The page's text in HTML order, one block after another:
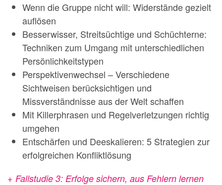
Wenn die Gruppe nicht will: Widerstände gezielt
auflösen
Besserwisser, Streitsüchtige und Schüchterne:
Techniken zum Umgang mit unterschiedlichen
Persönlichkeitstypen
Perspektivenwechsel – Verschiedene
Sichtweisen berücksichtigen und
Missverständnisse aus der Welt schaffen
Mit Killerphrasen und Regelverletzungen richtig
umgehen
Entschärfen und Deeskalieren: 5 Strategien zur
erfolgreichen Konfliktlösung
+ Fallstudie 3: Erfolge sichern, aus Fehlern lernen